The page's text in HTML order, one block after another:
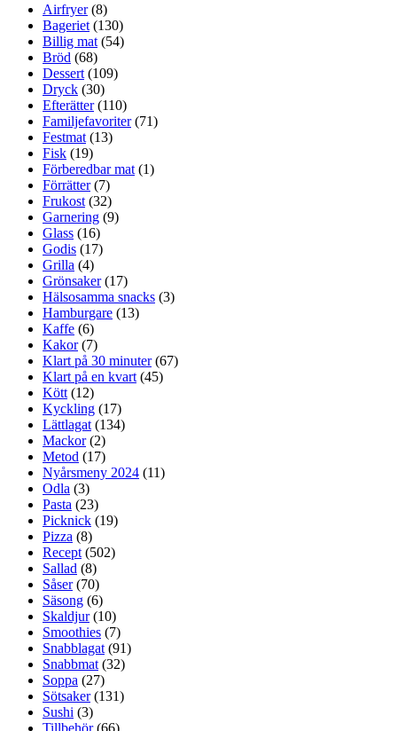
Airfryer(8)
Bageriet (130)
Billig mat (54)
Bröd (68)
Dessert (109)
Dryck (30)
Efterätter(110)
Familjefavoriter(71)
Festmat (13)
Fisk (19)
Förberedbar mat (1)
Förrätter(7)
Frukost (32)
Garnering (9)
Glass (16)
Godis (17)
Grilla (4)
Grönsaker(17)
Hälsosamma snacks (3)
Hamburgare (13)
Kaffe (6)
Kakor(7)
Klart på 30 minuter(67)
Klart på en kvart (45)
Kött (12)
Kyckling (17)
Lättlagat (134)
Mackor(2)
Metod (17)
Nyårsmeny 2024 (11)
Odla (3)
Pasta (23)
Picknick (19)
Pizza (8)
Recept (502)
Sallad (8)
Såser(70)
Säsong (6)
Skaldjur(10)
Smoothies (7)
Snabblagat (91)
Snabbmat (32)
Soppa (27)
Sötsaker(131)
Sushi (3)
Tillbehör(66)